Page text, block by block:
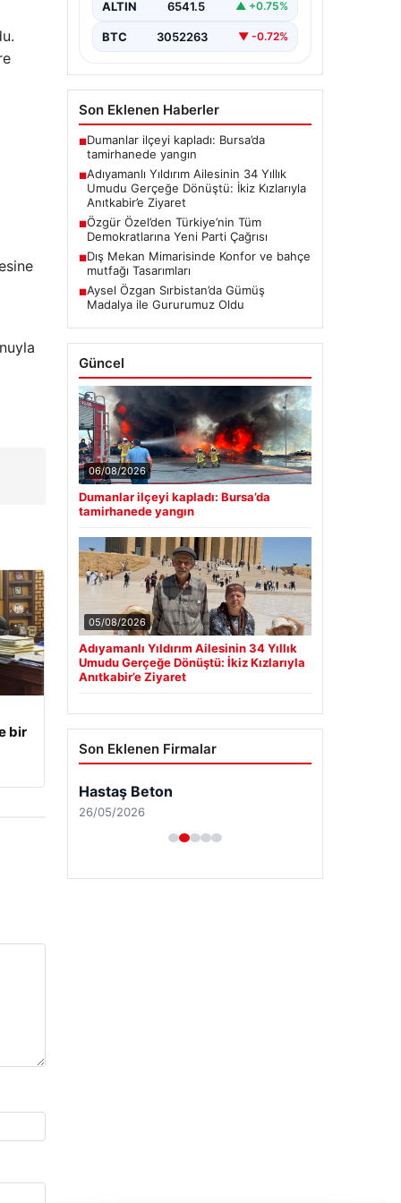
bir
ve Zeynep Yıldırım (59) çifti, tam
ALTIN 6541.5 ▲ +0.75%
BTC 3052263 ▼ -0.72%
Son Eklenen Haberler
■Dumanlar ilçeyi kapladı: Bursa’da
tamirhanede yangın
■Adıyamanlı Yıldırım Ailesinin 34 Yıllık
Umudu Gerçeğe Dönüştü: İkiz Kızlarıyla
Anıtkabir’e Ziyaret
■Özgür Özel’den Türkiye’nin Tüm
Demokratlarına Yeni Parti Çağrısı
■Dış Mekan Mimarisinde Konfor ve bahçe
mutfağı Tasarımları
■Aysel Özgan Sırbistan’da Gümüş
Madalya ile Gururumuz Oldu
Güncel
06/08/2026
Dumanlar ilçeyi kapladı: Bursa’da
tamirhanede yangın
05/08/2026
Adıyamanlı Yıldırım Ailesinin 34 Yıllık
Umudu Gerçeğe Dönüştü: İkiz Kızlarıyla
Anıtkabir’e Ziyaret
Son Eklenen Firmalar
Hastaş Beton
26/05/2026